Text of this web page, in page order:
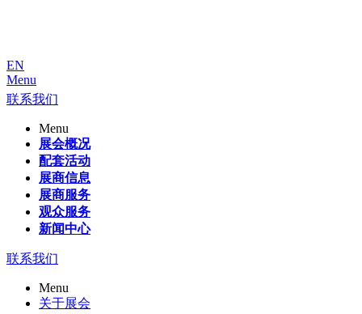
EN
Menu
联系我们
Menu
展会概况
配套活动
展商信息
展商服务
观众服务
新闻中心
联系我们
Menu
关于展会